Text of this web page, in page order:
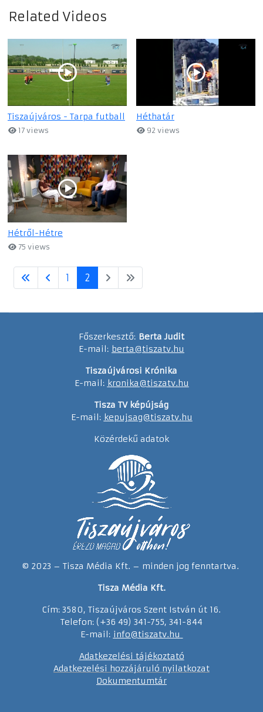
Related Videos
Tiszaújváros - Tarpa futball
17 views
Héthatár
92 views
Hétről-Hétre
75 views
1 2
Főszerkesztő: Berta Judit
E-mail: berta@tiszatv.hu
Tiszaújvárosi Krónika
E-mail: kronika@tiszatv.hu
Tisza TV képújság
E-mail: kepujsag@tiszatv.hu
Közérdekű adatok
© 2023 – Tisza Média Kft. – minden jog fenntartva.
Tisza Média Kft.
Cím: 3580, Tiszaújváros Szent István út 16.
Telefon: (+36 49) 341-755, 341-844
E-mail: info@tiszatv.hu
Adatkezelési tájékoztató
Adatkezelési hozzájáruló nyilatkozat
Dokumentumtár